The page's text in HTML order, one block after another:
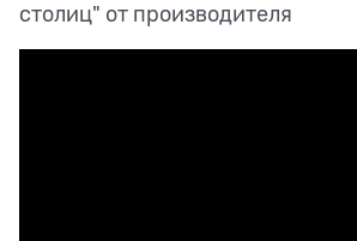
столиц" от производителя